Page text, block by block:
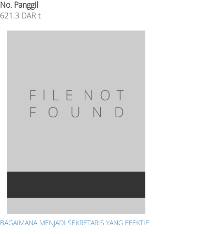
No. Panggil
621.3 DAR t
BAGAIMANA MENJADI SEKRETARIS YANG EFEKTIF